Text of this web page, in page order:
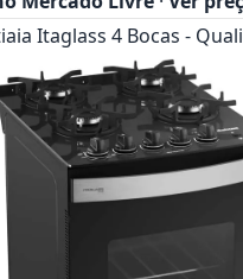
Itaglass 4 Bocas -